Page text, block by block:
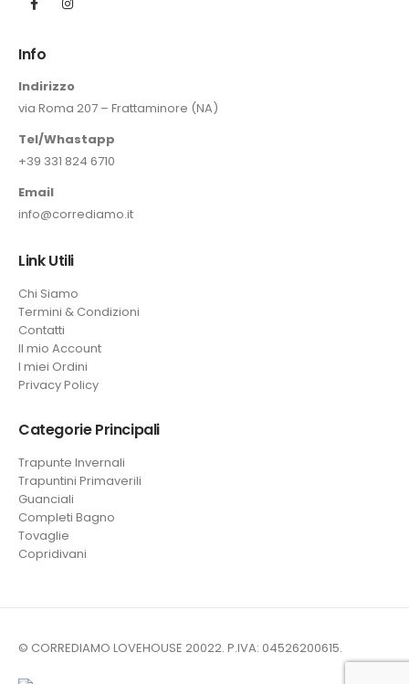
Info
Indirizzo
via Roma 207 – Frattaminore (NA)
Tel/Whastapp
+39 331 824 6710
Email
info@corrediamo.it
Link Utili
Chi Siamo
Termini & Condizioni
Contatti
Il mio Account
I miei Ordini
Privacy Policy
Categorie Principali
Trapunte Invernali
Trapuntini Primaverili
Guanciali
Completi Bagno
Tovaglie
Copridivani
© CORREDIAMO LOVEHOUSE 20022. P.IVA: 04526200615.